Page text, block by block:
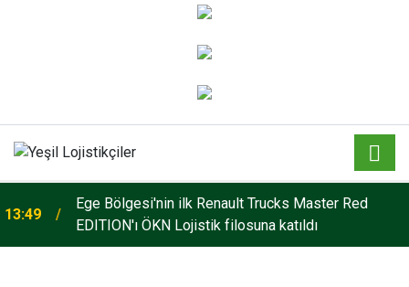
13:49
Ege Bölgesi'nin ilk Renault Trucks Master Red
EDITION'ı ÖKN Lojistik filosuna katıldı